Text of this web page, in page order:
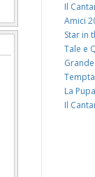
Il
Amici
Star in
Tale e
La
Il